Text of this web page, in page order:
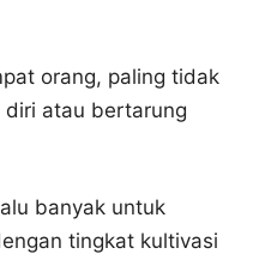
orang, paling tidak
diri atau bertarung
banyak untuk
tingkat kultivasi